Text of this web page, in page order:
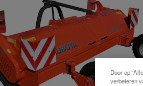
Door op
verbeteren